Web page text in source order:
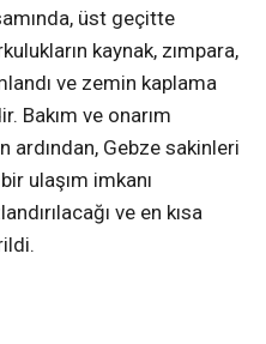
üst geçitte
kaynak, zımpara,
ve zemin kaplama
Bakım ve onarım
Gebze sakinleri
ulaşım imkanı
ve en kısa